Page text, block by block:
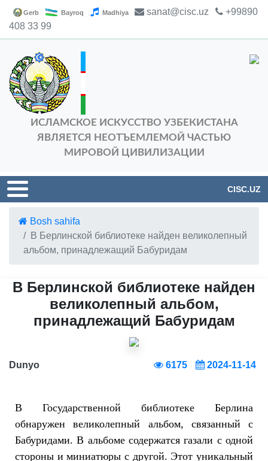
Gerb Bayroq Madhiya sanat@cisc.uz
+99890
408 33 99
ИСЛАМСКОЕ ИСКУССТВО УЗБЕКИСТАНА
ЯВЛЯЕТСЯ НЕОТЪЕМЛЕМОЙ ЧАСТЬЮ
МИРОВОЙ ЦИВИЛИЗАЦИИ
CISC.UZ
Bosh sahifa
В Берлинской библиотеке найден великолепный
альбом, принадлежащий Бабуридам
В Берлинской библиотеке найден
великолепный альбом,
принадлежащий Бабуридам
Dunyo 6175 2024-11-14
В Государственной библиотеке Берлина
обнаружен великолепный альбом, связанный с
Бабуридами. В альбоме содержатся газaли с одной
стороны и миниатюры с другой. Этот уникальный